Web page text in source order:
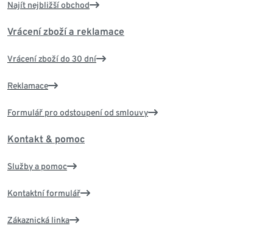
Najít nejbližší obchod
Vrácení zboží a reklamace
Vrácení zboží do 30 dní
Reklamace
Formulář pro odstoupení od smlouvy
Kontakt & pomoc
Služby a pomoc
Kontaktní formulář
Zákaznická linka